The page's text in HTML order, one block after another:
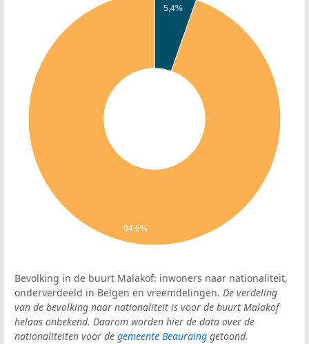
5,4%
94,6%
Bevolking in de buurt Malakof: inwoners naar nationaliteit,
onderverdeeld in Belgen en vreemdelingen. De verdeling
van de bevolking naar nationaliteit is voor de buurt Malakof
helaas onbekend. Daarom worden hier de data over de
nationaliteiten voor de gemeente Beauraing getoond.